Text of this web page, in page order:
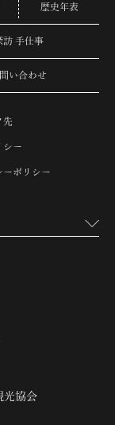
歴史年表
訪 手仕事
い合わせ
先
シー
ーポリシー
光協会